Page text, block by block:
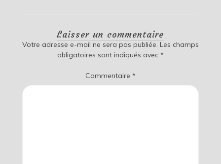
Laisser un commentaire
Votre adresse e-mail ne sera pas publiée. Les champs
obligatoires sont indiqués avec *
Commentaire *